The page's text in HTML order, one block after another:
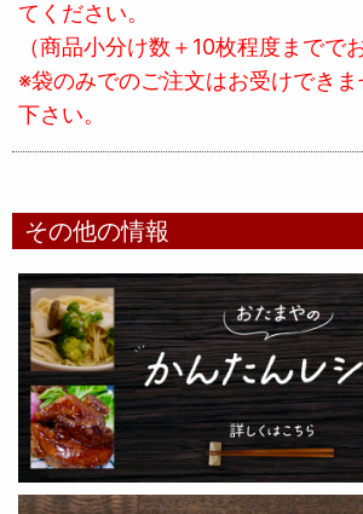
てください。
（商品小分け数＋10枚程度までで
※袋のみでのご注文はお受けでき
下さい。
その他の情報